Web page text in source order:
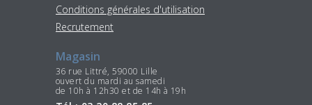
Conditions générales d'utilisation
Recrutement
Magasin
36 rue Littré, 59000 Lille
ouvert du mardi au samedi
de 10h à 12h30 et de 14h à 19h